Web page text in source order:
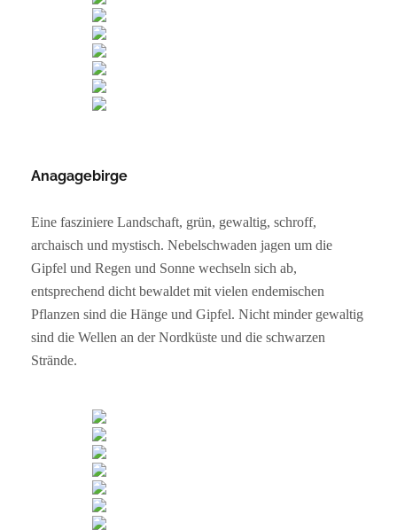
Anagagebirge
Eine fasziniere Landschaft, grün, gewaltig, schroff,
archaisch und mystisch. Nebelschwaden jagen um die
Gipfel und Regen und Sonne wechseln sich ab,
entsprechend dicht bewaldet mit vielen endemischen
Pflanzen sind die Hänge und Gipfel. Nicht minder gewaltig
sind die Wellen an der Nordküste und die schwarzen
Strände.